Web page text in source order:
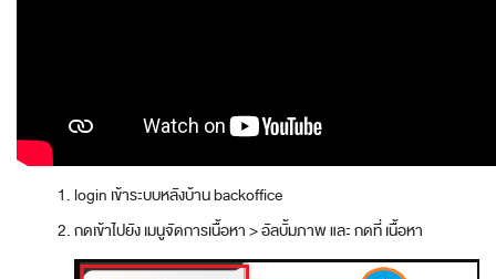
login เข้าระบบหลังบ้าน backoffice
กดเข้าไปยัง เมนูจัดการเนื้อหา > อัลบั้มภาพ และ กดที่ เนื้อหา